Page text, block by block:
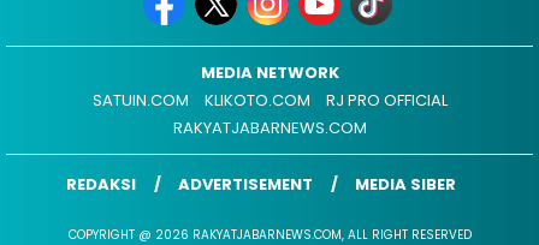
MEDIA NETWORK
SATUIN.COM
KLIKOTO.COM
RJ PRO OFFICIAL
RAKYATJABARNEWS.COM
REDAKSI ADVERTISEMENT MEDIA SIBER
COPYRIGHT @ 2026 RAKYATJABARNEWS.COM, ALL RIGHT RESERVED